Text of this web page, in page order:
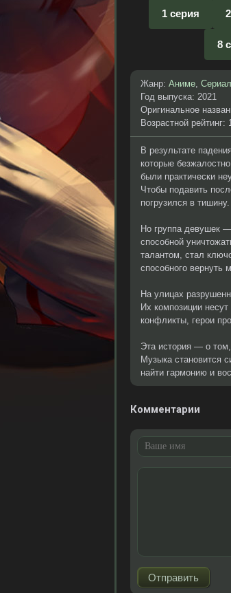
1 серия
8
Жанр: Аниме,
Год выпуска: 2021
Оригинальное
Возрастной рейтинг:
В результате
которые
были практически
Чтобы подавить
погрузился в тишину.
Но группа девушек
способной
талантом, стал
способного вернуть
На улицах
Их композиции
конфликты, герои
Эта история — о
Музыка становится
найти гармонию и
Комментарии